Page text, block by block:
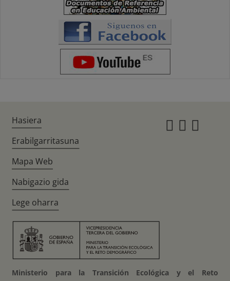
Hasiera
Erabilgarritasuna
Mapa Web
Nabigazio gida
Lege oharra
Ministerio para la Transición Ecológica y el Reto